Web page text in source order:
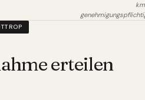
km
erteilen